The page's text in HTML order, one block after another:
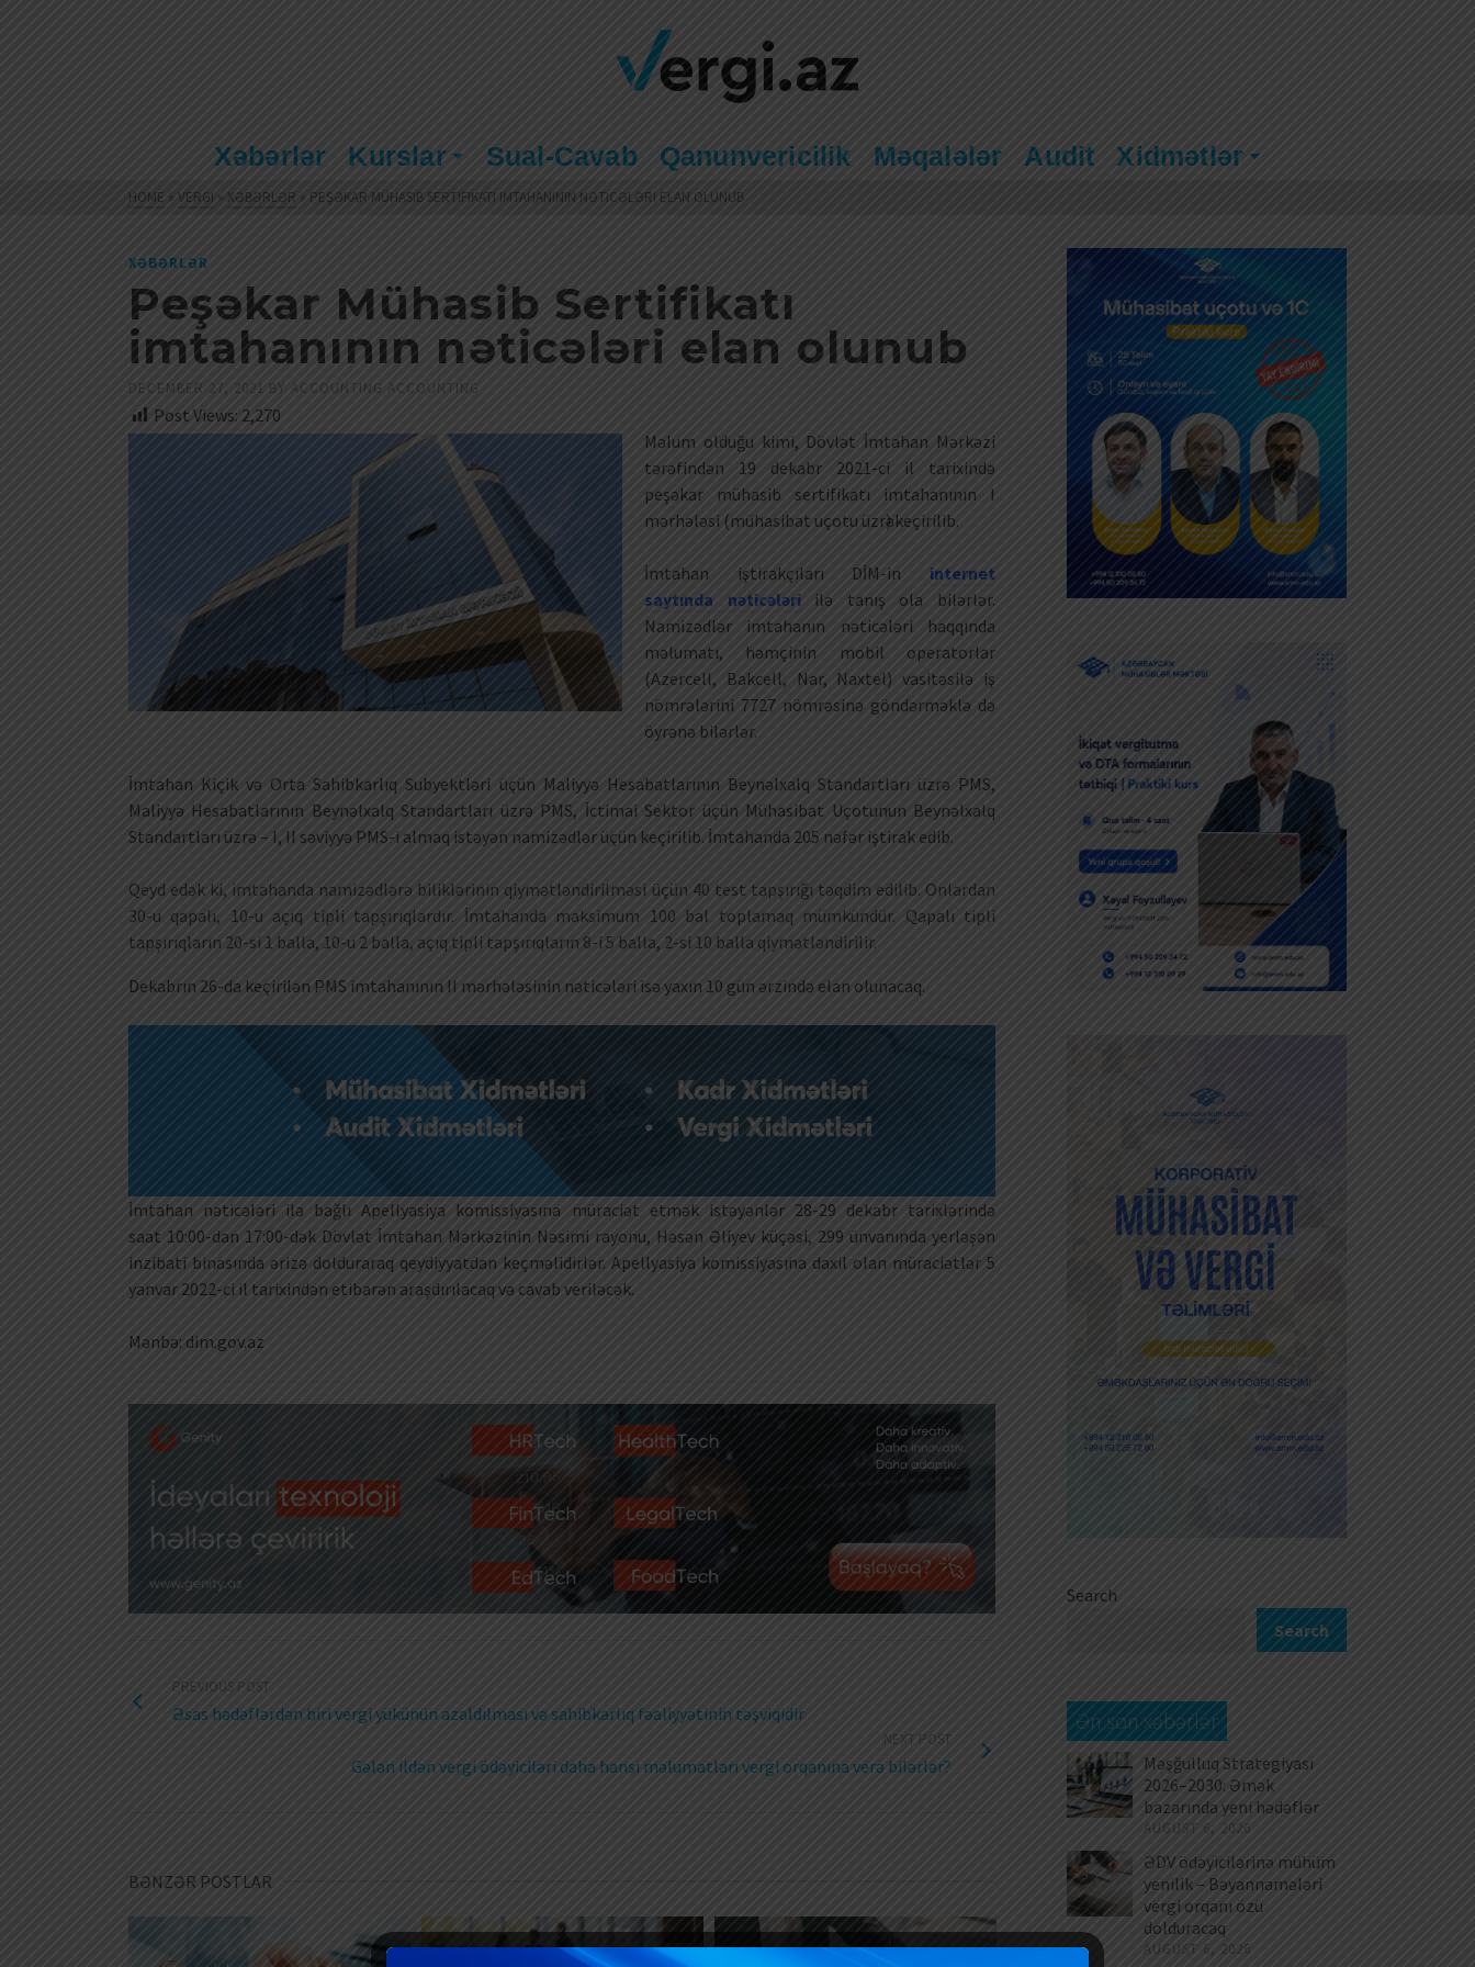
Xəbərlər Kurslar Sual-Cavab Qanunvericilik Məqalələr Audit Xidmətlər
HOME » VERGI » XƏBƏRLƏR » PEŞƏKAR MÜHASIB SERTIFIKATI IMTAHANININ NƏTICƏLƏRI ELAN OLUNUB
XƏBƏRLƏR
Peşəkar Mühasib Sertifikatı
imtahanının nəticələri elan olunub
DECEMBER 27, 2021 BY ACCOUNTING ACCOUNTING
Post Views: 2,270
Məlum olduğu kimi, Dövlət İmtahan Mərkəzi
tərəfindən 19 dekabr 2021-ci il tarixində
peşəkar mühasib sertifikatı imtahanının I
mərhələsi (mühasibat uçotu üzrә) keçirilib.
İmtahan iştirakçıları DİM-in
internet
saytında nəticələri
ilə tanış ola bilərlər.
Namizədlər imtahanın nəticələri haqqında
məlumatı, həmçinin mobil operatorlar
(Azercell, Bakcell, Nar, Naxtel) vasitəsilə iş
nömrələrini 7727 nömrəsinə göndərməklə də
öyrənə bilərlər.
İmtahan Kiçik və Orta Sahibkarlıq Subyektləri üçün Maliyyə Hesabatlarının Beynəlxalq Standartları üzrə PMS,
Maliyyə Hesabatlarının Beynəlxalq Standartları üzrə PMS, İctimai Sektor üçün Mühasibat Uçotunun Beynəlxalq
Standartları üzrə – I, II səviyyə PMS-i almaq istəyən namizədlər üçün keçirilib. İmtahanda 205 nəfər iştirak edib.
Qeyd edək ki, imtahanda namizədlərə biliklərinin qiymətləndirilməsi üçün 40 test tapşırığı təqdim edilib. Onlardan
30-u qapalı, 10-u açıq tipli tapşırıqlardır. İmtahanda maksimum 100 bal toplamaq mümkündür. Qapalı tipli
tapşırıqların 20-si 1 balla, 10-u 2 balla, açıq tipli tapşırıqların 8-i 5 balla, 2-si 10 balla qiymətləndirilir.
Dekabrın 26-da keçirilən PMS imtahanının II mərhələsinin nəticələri isə yaxın 10 gün ərzində elan olunacaq.
İmtahan nəticələri ilə bağlı Apellyasiya komissiyasına müraciət etmək istəyənlər 28-29 dekabr tarixlərində
saat 10:00-dan 17:00-dək Dövlət İmtahan Mərkəzinin Nəsimi rayonu, Həsən Əliyev küçəsi, 299 ünvanında yerləşən
inzibati binasında ərizə dolduraraq qeydiyyatdan keçməlidirlər. Apellyasiya komissiyasına daxil olan müraciətlər 5
yanvar 2022-ci il tarixindən etibarən araşdırılacaq və cavab veriləcək.
Mənbə: dim.gov.az
PREVIOUS POST
Əsas hədəflərdən biri vergi yükünün azaldılması və sahibkarlıq fəaliyyətinin təşviqidir
NEXT POST
Gələn ildən vergi ödəyiciləri daha hansı məlumatları vergi orqanına verə bilərlər?
BƏNZƏR POSTLAR
Search
Search
Ən son xəbərlər
Məşğulluq Strategiyası
2026–2030: Əmək
bazarında yeni hədəflər
AUGUST 6, 2026
ƏDV ödəyicilərinə mühüm
yenilik – Bəyannamələri
vergi orqanı özü
dolduracaq
AUGUST 6, 2026